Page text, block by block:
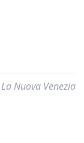
Nuova Venezia